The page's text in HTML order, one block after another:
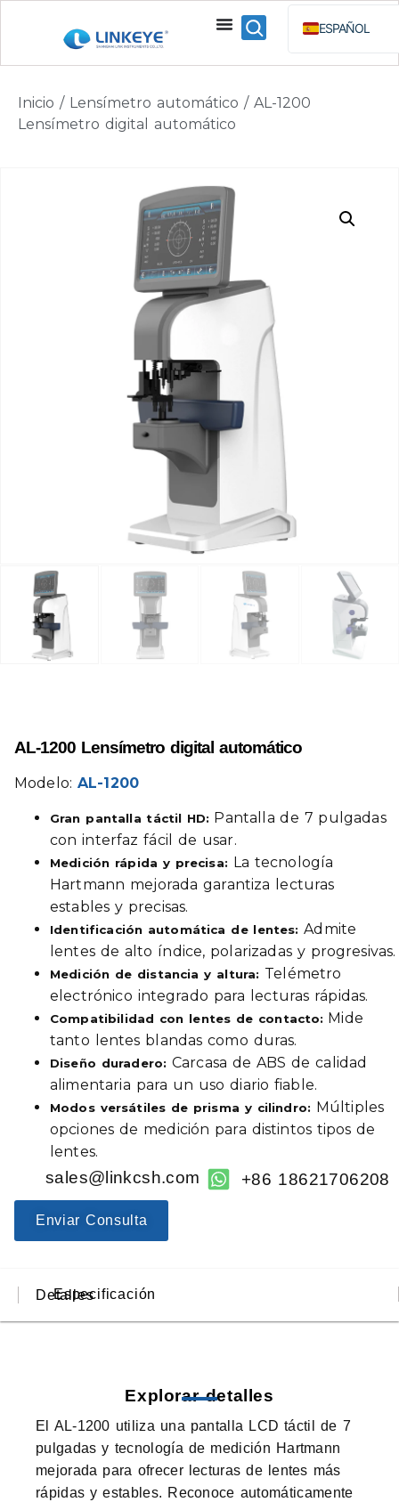
ESPAÑOL
ENGLISH
Inicio / Lensímetro automático / AL-1200
Lensímetro digital automático
AL-1200 Lensímetro digital automático
Modelo: AL-1200
Gran pantalla táctil HD: Pantalla de 7 pulgadas
con interfaz fácil de usar.
Medición rápida y precisa: La tecnología
Hartmann mejorada garantiza lecturas
estables y precisas.
Identificación automática de lentes: Admite
lentes de alto índice, polarizadas y progresivas.
Medición de distancia y altura: Telémetro
electrónico integrado para lecturas rápidas.
Compatibilidad con lentes de contacto: Mide
tanto lentes blandas como duras.
Diseño duradero: Carcasa de ABS de calidad
alimentaria para un uso diario fiable.
Modos versátiles de prisma y cilindro: Múltiples
opciones de medición para distintos tipos de
lentes.
sales@linkcsh.com +86 18621706208
Enviar Consulta
Detalles
Especificación
Explorar detalles
El AL-1200 utiliza una pantalla LCD táctil de 7
pulgadas y tecnología de medición Hartmann
mejorada para ofrecer lecturas de lentes más
rápidas y estables. Reconoce automáticamente